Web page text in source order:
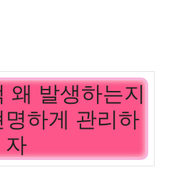
왜 발생하는지
하게 관리하
자